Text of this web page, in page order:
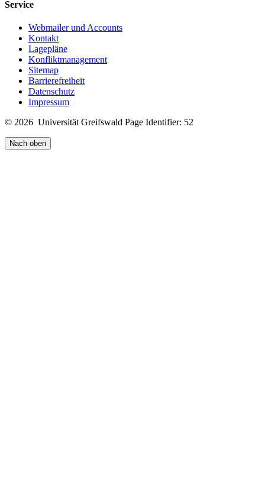
Service
Webmailer und Accounts
Kontakt
Lagepläne
Konfliktmanagement
Sitemap
Barrierefreiheit
Datenschutz
Impressum
© 2026 Universität Greifswald Page Identifier: 52
Nach oben